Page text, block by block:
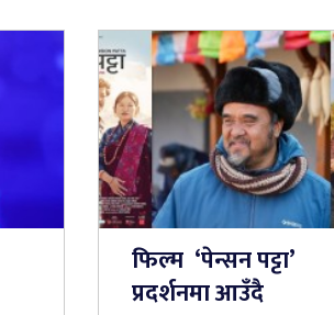
फिल्म ‘पेन्सन पट्टा’
प्रदर्शनमा आउँदै